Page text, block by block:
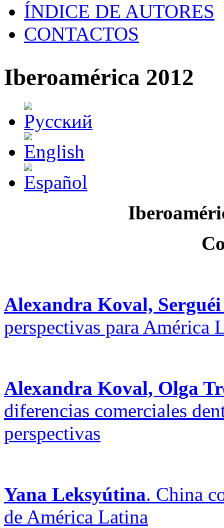
ÍNDICE DE AUTORES
CONTACTOS
Iberoamérica 2012
Alexandra Koval,
perspectivas para América
Alexandra Koval, Olga
diferencias comerciales
perspectivas
Yana Leksyútina. China
de América Latina